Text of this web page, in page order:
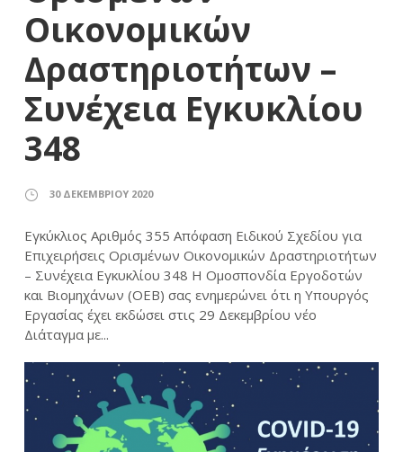
Οικονομικών
Δραστηριοτήτων –
Συνέχεια Εγκυκλίου
348
30 ΔΕΚΕΜΒΡΊΟΥ 2020
Εγκύκλιος Αριθμός 355 Απόφαση Ειδικού Σχεδίου για
Επιχειρήσεις Ορισμένων Οικονομικών Δραστηριοτήτων
– Συνέχεια Εγκυκλίου 348 Η Ομοσπονδία Εργοδοτών
και Βιομηχάνων (ΟΕΒ) σας ενημερώνει ότι η Υπουργός
Εργασίας έχει εκδώσει στις 29 Δεκεμβρίου νέο
Διάταγμα με...